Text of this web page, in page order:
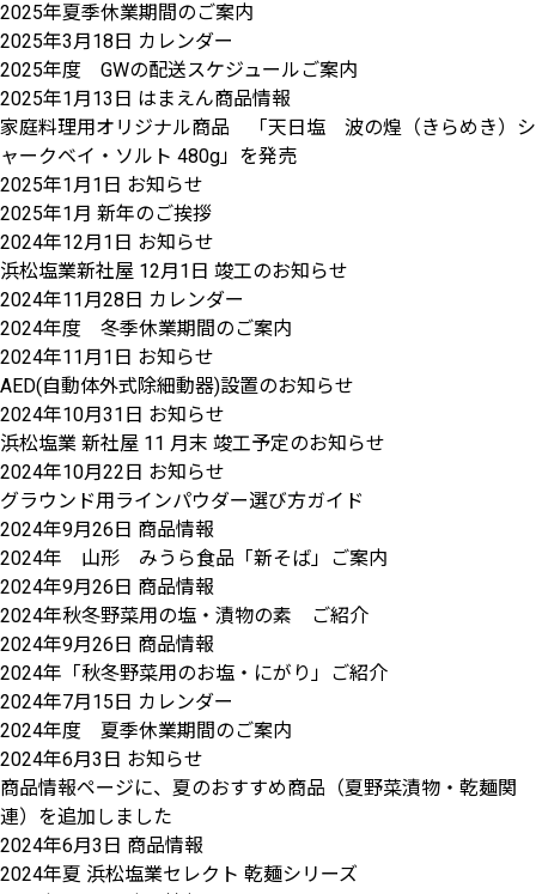
2025年夏季休業期間のご案内
2025年3月18日 カレンダー
2025年度 GWの配送スケジュールご案内
2025年1月13日 はまえん商品情報
家庭料理用オリジナル商品 「天日塩 波の煌（きらめき）シ
ャークベイ・ソルト 480g」を発売
2025年1月1日 お知らせ
2025年1月 新年のご挨拶
2024年12月1日 お知らせ
浜松塩業新社屋 12月1日 竣工のお知らせ
2024年11月28日 カレンダー
2024年度 冬季休業期間のご案内
2024年11月1日 お知らせ
AED(自動体外式除細動器)設置のお知らせ
2024年10月31日 お知らせ
浜松塩業 新社屋 11 月末 竣工予定のお知らせ
2024年10月22日 お知らせ
グラウンド用ラインパウダー選び方ガイド
2024年9月26日 商品情報
2024年 山形 みうら食品「新そば」ご案内
2024年9月26日 商品情報
2024年秋冬野菜用の塩・漬物の素 ご紹介
2024年9月26日 商品情報
2024年「秋冬野菜用のお塩・にがり」ご紹介
2024年7月15日 カレンダー
2024年度 夏季休業期間のご案内
2024年6月3日 お知らせ
商品情報ページに、夏のおすすめ商品（夏野菜漬物・乾麺関
連）を追加しました
2024年6月3日 商品情報
2024年夏 浜松塩業セレクト 乾麺シリーズ